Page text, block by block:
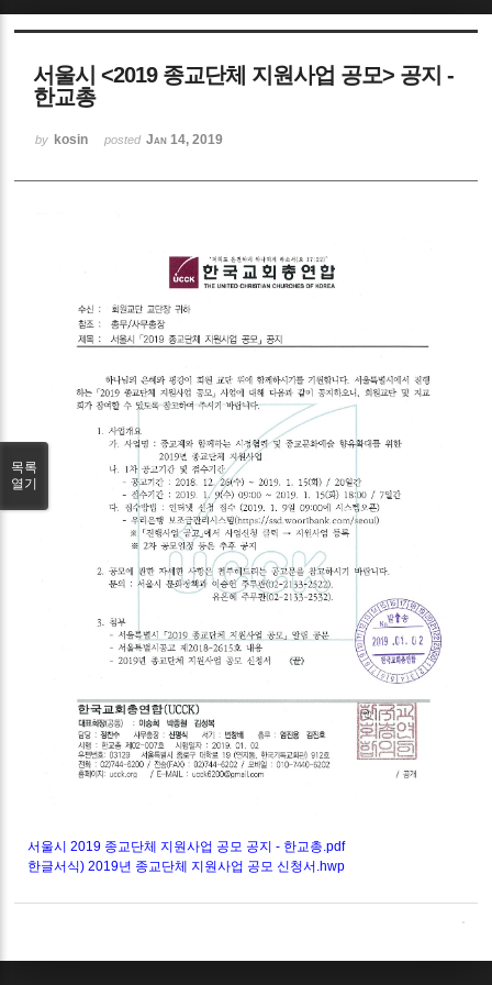
서울시 <2019 종교단체 지원사업 공모> 공지 -
한교총
by kosin posted Jan 14, 2019
서울시 2019 종교단체 지원사업 공모 공지 - 한교총.pdf
한글서식) 2019년 종교단체 지원사업 공모 신청서.hwp
목록
열기
Sketchbook5, 스케치북5
Sketchbook5, 스케치북5